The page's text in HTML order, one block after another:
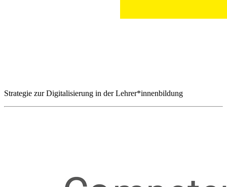
Strategie zur Digitalisierung in der Lehrer*innenbildung